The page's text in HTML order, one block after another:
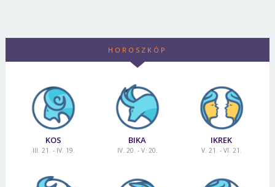
HOROSZKÓP
KOS
III. 21. - IV. 19.
BIKA
IV. 20. - V. 20.
IKREK
V. 21. - VI. 21.